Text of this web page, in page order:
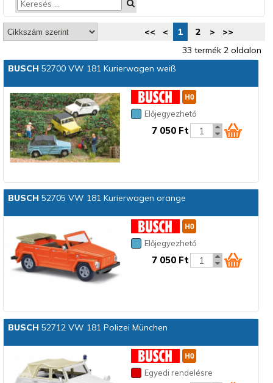
<< < 1 2 >
>>
33 termék 2 oldalon
BUSCH 52700 VW 181 Kurierwagen weiß
Előjegyezhető
7 050 Ft
BUSCH 52705 VW 181 Kurierwagen orange
Előjegyezhető
7 050 Ft
BUSCH 52712 VW 181 Polizei München
Egyedi rendelésre